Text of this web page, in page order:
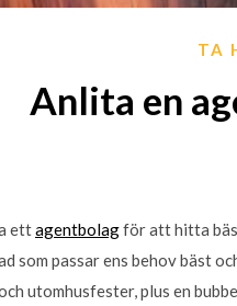
TA
Anlita en
ettagentbolagför att hitta
som passar ens behov bäst
utomhusfester, plus en